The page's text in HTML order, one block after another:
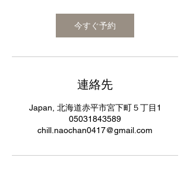
0
分
今すぐ予約
連絡先
Japan, 北海道赤平市宮下町５丁目1
05031843589
chill.naochan0417@gmail.com